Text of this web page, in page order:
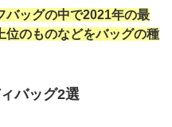
バッグの中で2021年の最
位のものなどをバッグの種
バッグ2選